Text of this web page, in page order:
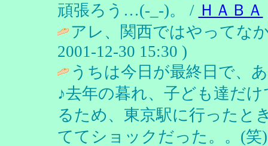
頑張ろう…(-_-)。 / ＨＡＢＡ
アレ、関西ではやってな
2001-12-30 15:30 )
うちは今日が最終日で、
♪去年の暮れ、子ども達だ
るため、東京駅に行ったと
ててショックだった。。(